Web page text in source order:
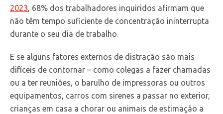
2023 , 68% dos trabalhadores inquiridos afirmam que
não têm tempo suficiente de concentração ininterrupta
durante o seu dia de trabalho.
E se alguns fatores externos de distração são mais
difíceis de contornar – como colegas a fazer chamadas
ou a ter reuniões, o barulho de impressoras ou outros
equipamentos, carros com sirenes a passar no exterior,
crianças em casa a chorar ou animais de estimação a